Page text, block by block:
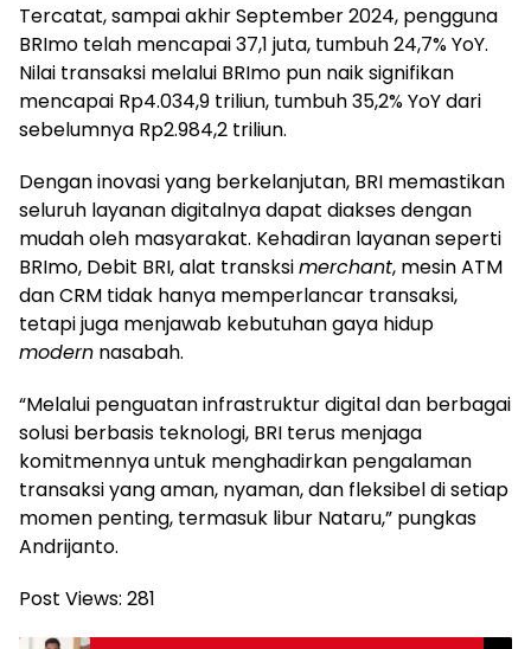
Tercatat, sampai akhir September 2024, pengguna
BRImo telah mencapai 37,1 juta, tumbuh 24,7% YoY.
Nilai transaksi melalui BRImo pun naik signifikan
mencapai Rp4.034,9 triliun, tumbuh 35,2% YoY dari
sebelumnya Rp2.984,2 triliun.
Dengan inovasi yang berkelanjutan, BRI memastikan
seluruh layanan digitalnya dapat diakses dengan
mudah oleh masyarakat. Kehadiran layanan seperti
BRImo, Debit BRI, alat transksimerchant, mesin ATM
dan CRM tidak hanya memperlancar transaksi,
tetapi juga menjawab kebutuhan gaya hidup
modern nasabah.
“Melalui penguatan infrastruktur digital dan berbagai
solusi berbasis teknologi, BRI terus menjaga
komitmennya untuk menghadirkan pengalaman
transaksi yang aman, nyaman, dan fleksibel di setiap
momen penting, termasuk libur Nataru,” pungkas
Andrijanto.
Post Views: 281